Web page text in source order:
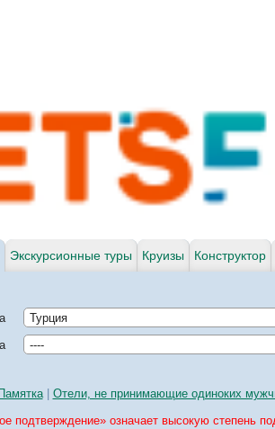
Экскурсионные туры Круизы Конструктор
Турция
----
Памятка| Отели, не принимающие одиноких
подтверждение» означает высокую степень